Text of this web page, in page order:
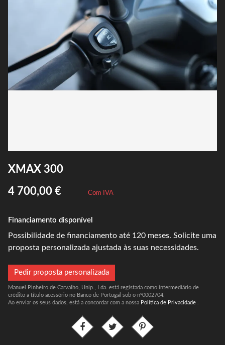
XMAX 300
4 700,00 €
Com IVA
Financiamento disponível
Possibilidade de financiamento até 120 meses. Solicite uma
proposta personalizada ajustada às suas necessidades.
Pedir proposta personalizada
Manuel Pinheiro de Carvalho, Unip., Lda. está registada como intermediário de
crédito a título acessório no Banco de Portugal sob o nº0002704.
Ao enviar os seus dados, está a concordar com a nossa Política de Privacidade